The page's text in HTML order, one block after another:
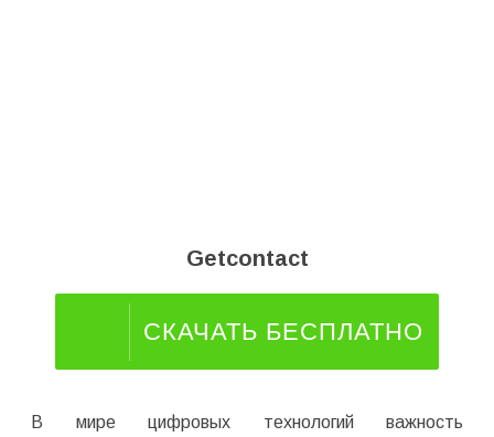
Getcontact
СКАЧАТЬ БЕСПЛАТНО
В мире цифровых технологий важность